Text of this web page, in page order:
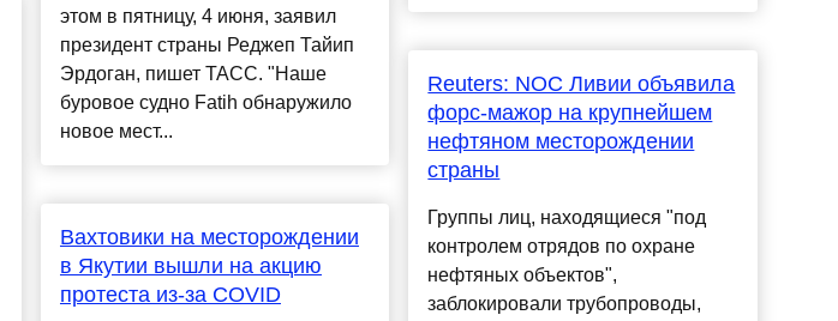
этом в пятницу, 4 июня, заявил
президент страны Реджеп Тайип
Эрдоган, пишет ТАСС. "Наше
буровое судно Fatih обнаружило
новое мест...
Вахтовики на месторождении
в Якутии вышли на акцию
протеста из-за COVID
Reuters: NOC Ливии объявила
форс-мажор на крупнейшем
нефтяном месторождении
страны
Группы лиц, находящиеся "под
контролем отрядов по охране
нефтяных объектов",
заблокировали трубопроводы,